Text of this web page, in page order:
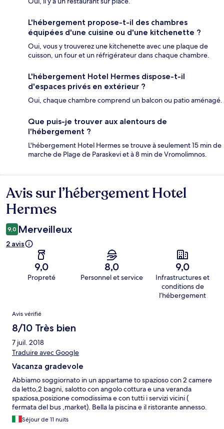
L'hébergement propose-t-il des chambres
équipées d'une cuisine ou d'une kitchenette ?
Oui, vous y trouverez une kitchenette avec une plaque de
cuisson, un four et un réfrigérateur dans chaque chambre.
L'hébergement Hotel Hermes dispose-t-il
d'espaces privés en extérieur ?
Oui, chaque chambre comprend un balcon ou patio aménagé.
Que puis-je trouver aux alentours de
l'hébergement ?
L'hébergement Hotel Hermes se trouve à seulement 15 min de
marche de Plage de Paraskevi et à 8 min de Vromolimnos.
Avis
Avis sur l’hébergement Hotel
Hermes
9,0 Merveilleux
2 avis
9,0
Propreté
8,0
Personnel et service
9,0
Infrastructures et
conditions de
l’hébergement
Avis
Avis vérifié
8/10 Très bien
7 juil. 2018
Traduire avec Google
Vacanza gradevole
Abbiamo soggiornato in un appartame to spazioso con 2 camere
da letto,2 bagni, salotto con angolo cottura e una veranda
spaziosa,posizione comodissima e con tutti i servizi vicini (
fermata del bus ,market). Bella la piscina e il ristorante annesso.
Séjour de 11 nuits